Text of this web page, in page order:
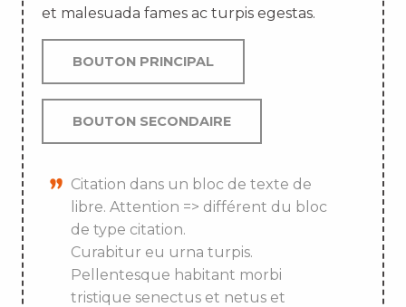
et malesuada fames ac turpis egestas.
BOUTON PRINCIPAL
BOUTON SECONDAIRE
Citation dans un bloc de texte de
libre. Attention => différent du bloc
de type citation.
Curabitur eu urna turpis.
Pellentesque habitant morbi
tristique senectus et netus et